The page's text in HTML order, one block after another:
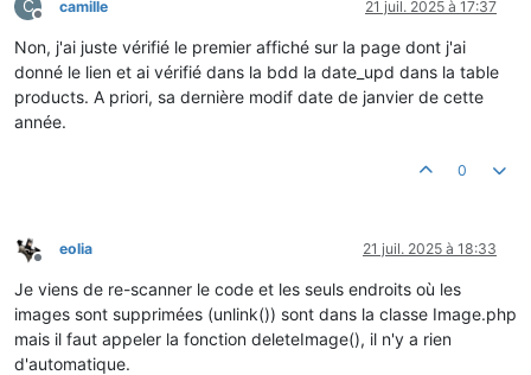
C
Hors-ligne
camille 21 juil. 2025 à 17:37
Non, j'ai juste vérifié le premier affiché sur la page dont j'ai
donné le lien et ai vérifié dans la bdd la date_upd dans la table
products. A priori, sa dernière modif date de janvier de cette
année.
0
Hors-ligne
eolia 21 juil. 2025 à 18:33
Je viens de re-scanner le code et les seuls endroits où les
images sont supprimées (unlink()) sont dans la classe Image.php
mais il faut appeler la fonction deleteImage(), il n'y a rien
d'automatique.